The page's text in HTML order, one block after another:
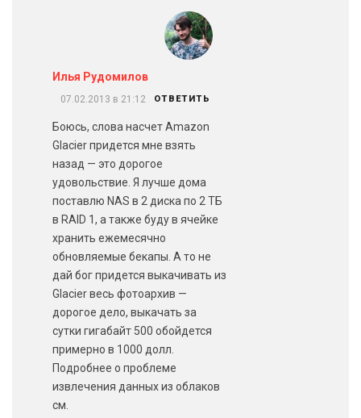
Илья Рудомилов
07.02.2013 в 21:12 ОТВЕТИТЬ
Боюсь, слова насчет Amazon
Glacier придется мне взять
назад — это дорогое
удовольствие. Я лучше дома
поставлю NAS в 2 диска по 2 ТБ
в RAID 1, а также буду в ячейке
хранить ежемесячно
обновляемые бекапы. А то не
дай бог придется выкачивать из
Glacier весь фотоархив —
дорогое дело, выкачать за
сутки гигабайт 500 обойдется
примерно в 1000 долл.
Подробнее о проблеме
извлечения данных из облаков
см.